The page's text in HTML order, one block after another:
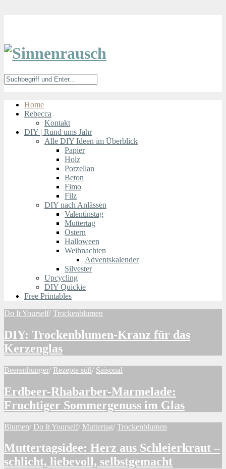
Home
Rebecca
Kontakt
DIY | Rund ums Jahr
Alle DIY Ideen im Überblick
Papier
Holz
Porzellan
Beton
Fimo
Filz
DIY nach Anlässen
Valentinstag
Muttertag
Ostern
Halloween
Weihnachten
Adventskalender
Silvester
Upcycling
DIY Quickie
Free Printables
Do It Yourself/ Trockenblumen
DIY: Trockenblumen-Kranz für das
Kerzenglas
Beerenhunger/ Rezepte süß/ Saisonal
Erdbeer-Rhabarber-Marmelade:
Fruchtiger Sommergenuss im Glas
Blumen/ Do It Yourself/ Muttertag/ Trockenblumen
Muttertagsidee: Herz aus Schleierkraut –
schlicht, liebevoll, selbstgemacht